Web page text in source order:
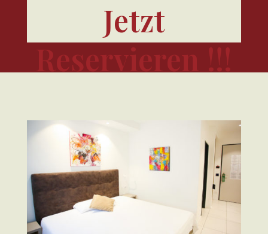
Jetzt
Reservieren !!!